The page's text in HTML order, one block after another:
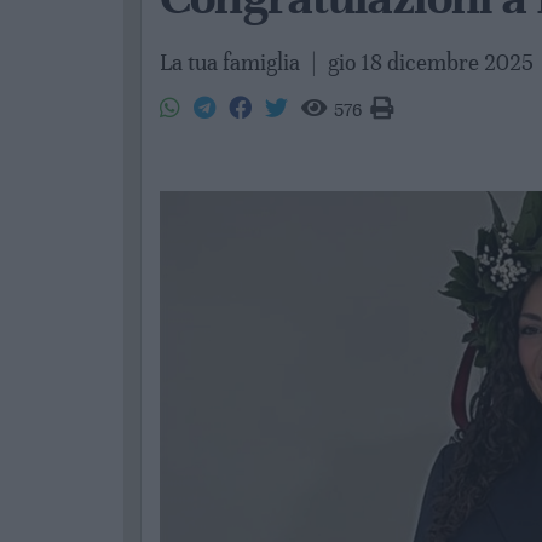
La tua famiglia gio 18 dicembre 2025
576